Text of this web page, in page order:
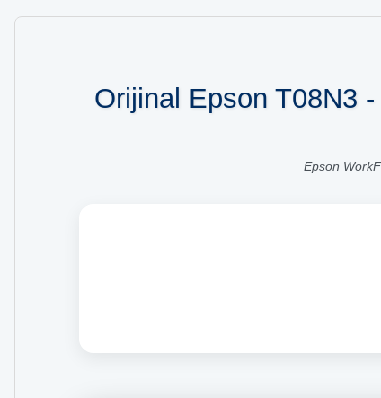
Orijinal Epson T08N3
Epson